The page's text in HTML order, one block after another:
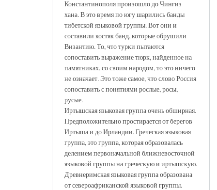
Константинополя произошло до Чингиз
хана. В это время по югу шарились банды
тибетской языковой группы. Вот они и
составили костяк банд, которые обрушили
Византию. То, что турки пытаются
сопоставить выражение тюрк, найденное на
памятниках, со своим народом, то это ничего
не означает. Это тоже самое, что слово Россия
сопоставить с понятиями рослые, росы,
русые.
Иртышская языковая группа очень обширная.
Предположительно простирается от берегов
Иртыша и до Ирландии. Греческая языковая
группа, это группа, которая образовалась
делением первоначальной ближневосточной
языковой группы на греческую и иртышскую.
Древнеримская языковая группа образована
от североафриканской языковой группы.